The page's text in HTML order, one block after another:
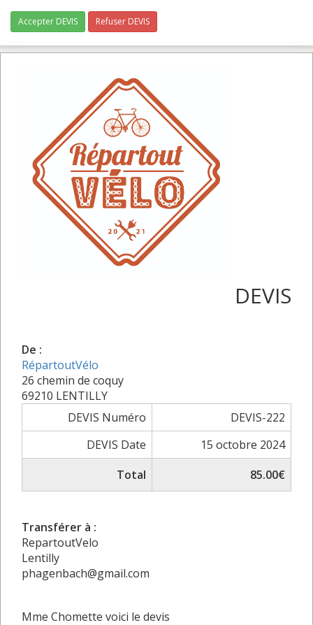
Accepter DEVIS Refuser DEVIS
DEVIS
De :
RépartoutVélo
26 chemin de coquy
69210 LENTILLY
DEVIS Numéro
DEVIS-222
DEVIS Date
15 octobre 2024
Total
85.00€
Transférer à :
RepartoutVelo
Lentilly
phagenbach@gmail.com
Mme Chomette voici le devis